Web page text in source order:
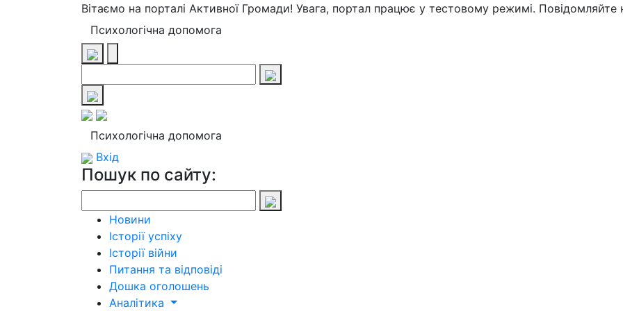
Вітаємо на порталі Активної Громади! Увага, портал працює у тестовому режимі.
Психологічна допомога
Психологічна допомога
Вхід
Пошук по сайту:
Новини
Історії успіху
Історії війни
Питання та відповіді
Дошка оголошень
Аналітика